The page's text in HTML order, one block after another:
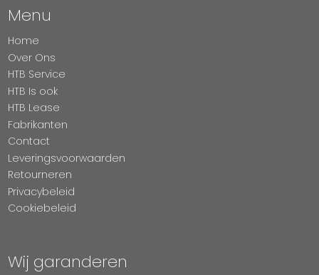
Menu
Home
Over Ons
HTB Service
HTB Is ook
HTB Lease
Fabrikanten
Contact
Leveringsvoorwaarden
Retourneren
Privacybeleid
Cookiebeleid
Wij garanderen